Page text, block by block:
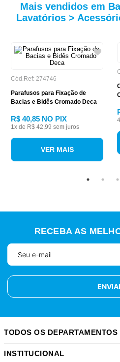
Mais vendidos em
Lavatórios >
Cód.Ref: 274746
Parafusos para Fixação de
Bacias e Bidês Cromado Deca
R$ 40,85 NO PIX
1x de R$ 42,99 sem juros
VER MAIS
4
RECEBA AS
TODOS OS DEPARTAMENTOS
INSTITUCIONAL